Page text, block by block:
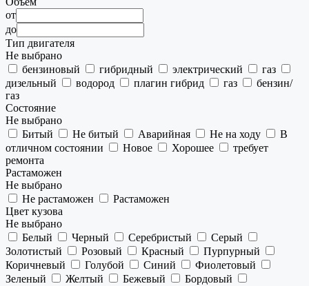
от
до
Тип двигателя
Не выбрано
бензиновый
гибридный электрический
газ
дизельный
водород плагин гибрид газ
бензин/
газ
Состояние
Не выбрано
Битый
Не битый Аварийная Не на ходу
В
отличном состоянии
Новое Хорошее
требует
ремонта
Растаможен
Не выбрано
Не растаможен
Растаможен
Цвет кузова
Не выбрано
Белый
Черный Серебристый
Серый
Золотистый
Розовый Красный
Пурпурный
Коричневый
Голубой Синий
Фиолетовый
Зеленый
Желтый Бежевый
Бордовый